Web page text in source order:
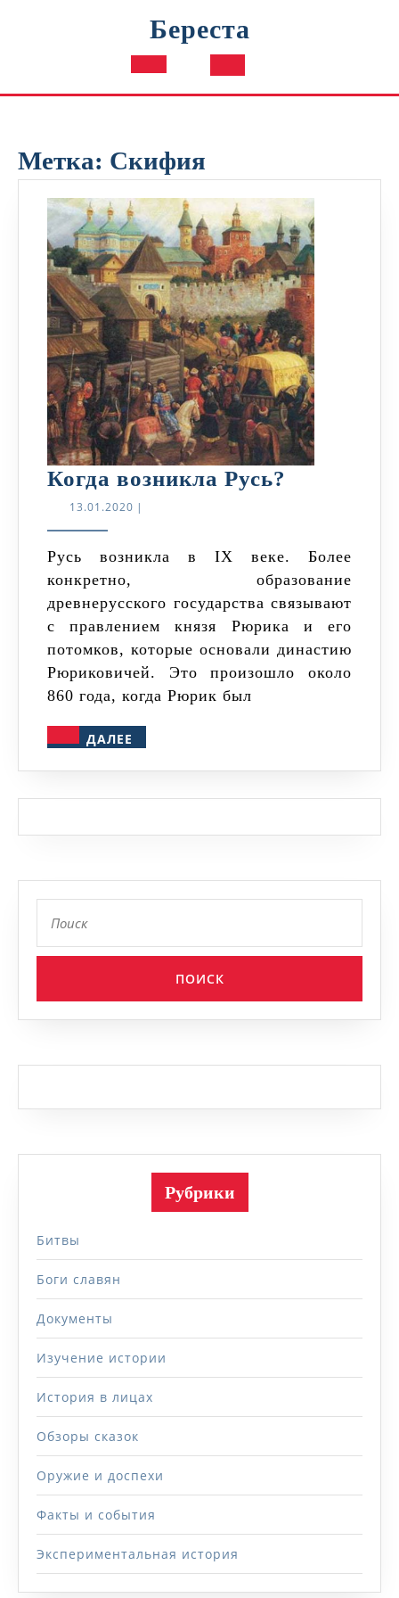
Береста
Кнопка
Метка: Скифия
Когда возникла Русь?
13.01.2020 13.01.2020
|
Русь возникла в IX веке. Более
конкретно, образование
древнерусского государства связывают
с правлением князя Рюрика и его
потомков, которые основали династию
Рюриковичей. Это произошло около
860 года, когда Рюрик был
ДАЛЕЕ
Рубрики
Битвы
Боги славян
Документы
Изучение истории
История в лицах
Обзоры сказок
Оружие и доспехи
Факты и события
Экспериментальная история